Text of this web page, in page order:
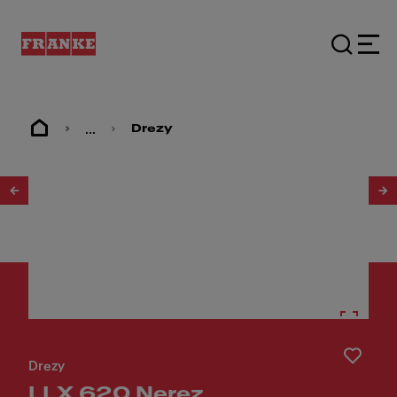
... Drezy
Drezy